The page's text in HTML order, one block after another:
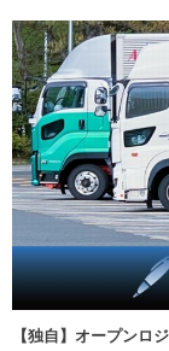
【独自】オープンロ